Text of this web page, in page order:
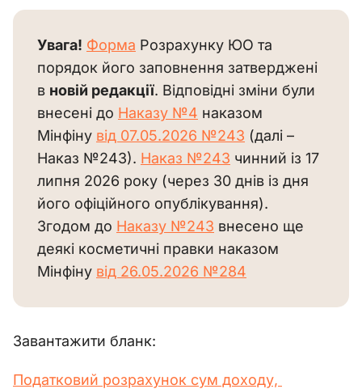
Увага! Форма Розрахунку ЮО та
порядок його заповнення затверджені
в новій редакції. Відповідні зміни були
внесені до Наказу №4 наказом
Мінфіну від 07.05.2026 №243 (далі –
Наказ №243). Наказ №243 чинний із 17
липня 2026 року (через 30 днів із дня
його офіційного опублікування).
Згодом до Наказу №243 внесено ще
деякі косметичні правки наказом
Мінфіну від 26.05.2026 №284
Завантажити бланк:
Податковий розрахунок сум доходу,